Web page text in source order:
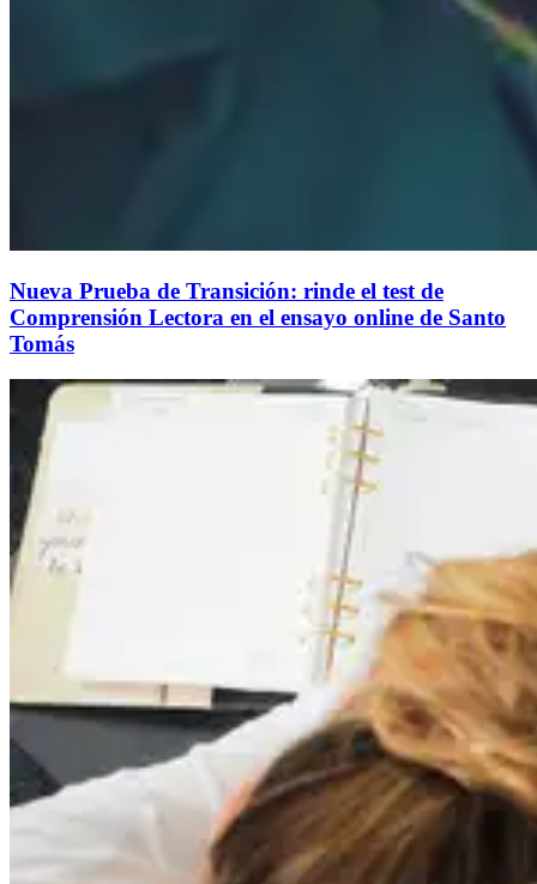
Nueva Prueba de Transición: rinde el test de
Comprensión Lectora en el ensayo online de Santo
Tomás